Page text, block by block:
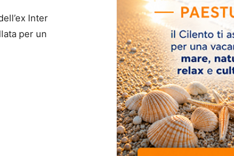
Inter
per un